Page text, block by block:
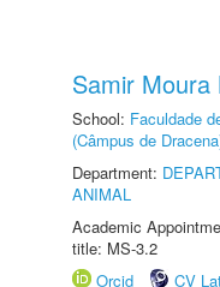
Samir Moura
School: Faculdade
(Câmpus de
Department:
ANIMAL
Academic
title: MS-3.2
Orcid
CV